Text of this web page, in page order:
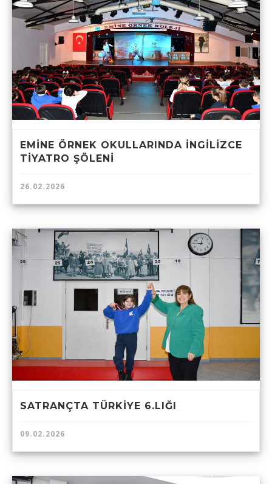
EMİNE ÖRNEK OKULLARINDA İNGİLİZCE
TİYATRO ŞÖLENİ
26.02.2026
SATRANÇTA TÜRKİYE 6.LIĞI
09.02.2026